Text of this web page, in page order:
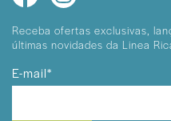
Receba ofertas exclusivas,
últimas novidades da Linea
E-mail*